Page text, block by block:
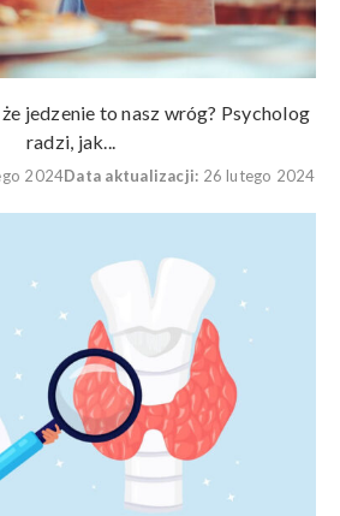
jedzenie to nasz wróg? Psycholog
radzi, jak...
2024Data aktualizacji: 26 lutego 2024